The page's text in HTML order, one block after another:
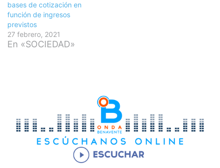
bases de cotización en
función de ingresos
previstos
27 febrero, 2021
En «SOCIEDAD»